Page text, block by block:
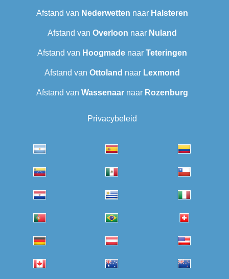
Afstand van Nederwetten naar Halsteren
Afstand van Overloon naar Nuland
Afstand van Hoogmadenaar Teteringen
Afstand van Ottoland naar Lexmond
Afstand van Wassenaarnaar Rozenburg
Privacybeleid